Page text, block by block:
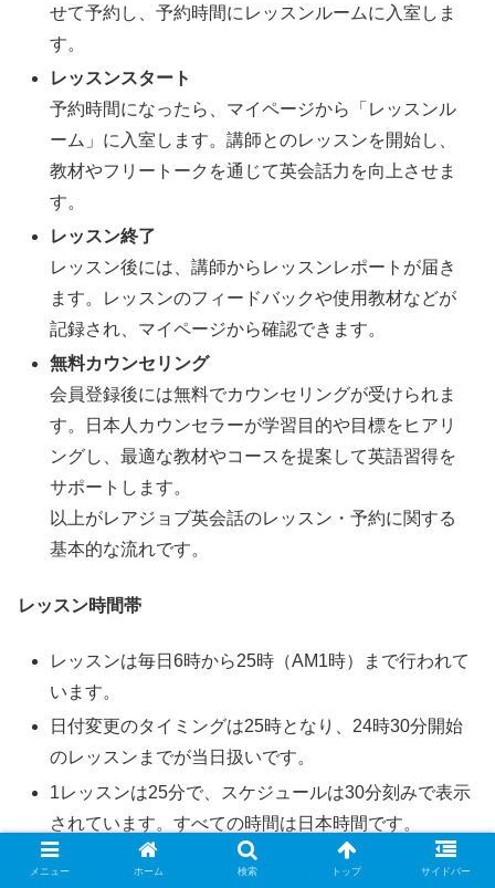
せて予約し、予約時間にレッスンルームに入室しま
す。
レッスンスタート
予約時間になったら、マイページから「レッスンル
ーム」に入室します。講師とのレッスンを開始し、
教材やフリートークを通じて英会話力を向上させま
す。
レッスン終了
レッスン後には、講師からレッスンレポートが届き
ます。レッスンのフィードバックや使用教材などが
記録され、マイページから確認できます。
無料カウンセリング
会員登録後には無料でカウンセリングが受けられま
す。日本人カウンセラーが学習目的や目標をヒアリ
ングし、最適な教材やコースを提案して英語習得を
サポートします。
以上がレアジョブ英会話のレッスン・予約に関する
基本的な流れです。
レッスン時間帯
レッスンは毎日6時から25時（AM1時）まで行われて
います。
日付変更のタイミングは25時となり、24時30分開始
のレッスンまでが当日扱いです。
1レッスンは25分で、スケジュールは30分刻みで表示
されています。すべての時間は日本時間です。
予約変更方法
メニュー ホーム 検索 トップ サイドバー